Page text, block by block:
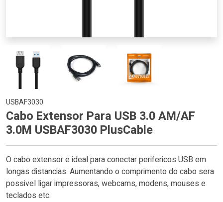
USBAF3030
Cabo Extensor Para USB 3.0 AM/AF
3.0M USBAF3030 PlusCable
O cabo extensor e ideal para conectar perifericos USB em
longas distancias. Aumentando o comprimento do cabo sera
possivel ligar impressoras, webcams, modens, mouses e
teclados etc.